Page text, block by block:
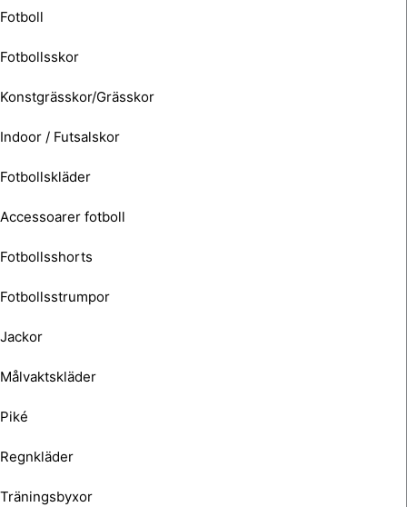
Fotboll
Fotbollsskor
Konstgrässkor/Grässkor
Indoor / Futsalskor
Fotbollskläder
Accessoarer fotboll
Fotbollsshorts
Fotbollsstrumpor
Jackor
Målvaktskläder
Piké
Regnkläder
Träningsbyxor